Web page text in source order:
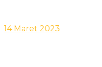
14 Maret 2023